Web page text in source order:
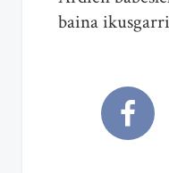
baina